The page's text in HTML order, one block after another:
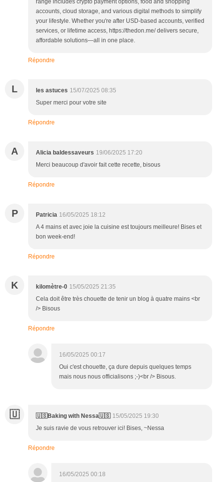
accounts, cloud storage, and various digital methods to simplify
your lifestyle. Whether you're after USD-based accounts, verified
services, or lifetime access, https://thedon.me/ delivers secure,
affordable solutions—all in one place.
Répondre
L les astuces 15/07/2025 08:35
Super merci pour votre site
Répondre
A Alicia baldessaveurs 19/06/2025 17:20
Merci beaucoup d'avoir fait cette recette, bisous
Répondre
P Patricia 16/05/2025 18:12
A 4 mains et avec joie la cuisine est toujours meilleure! Bises et
bon week-end!
Répondre
K kilomètre-0 15/05/2025 21:35
Cela doit être très chouette de tenir un blog à quatre mains <br
/> Bisous
Répondre
16/05/2025 00:17
Oui c'est chouette, ça dure depuis quelques temps
mais nous nous officialisons ;-)<br /> Bisous.
🇺 🇺🇸Baking with Nessa🇺🇸 15/05/2025 19:30
Je suis ravie de vous retrouver ici! Bises, ~Nessa
Répondre
16/05/2025 00:18